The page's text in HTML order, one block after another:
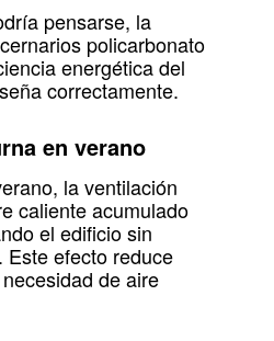
pensarse, la
policarbonato
energética del
correctamente.
en verano
la ventilación
caliente acumulado
el edificio sin
efecto reduce
de aire